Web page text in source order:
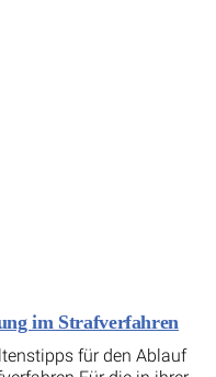
im Strafverfahren
für den Ablauf